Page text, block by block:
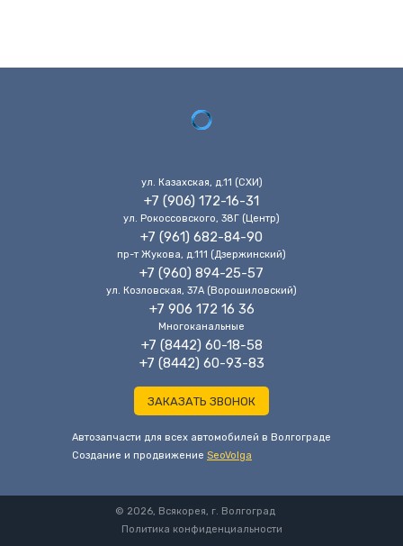
Автозапчасти для всех автомобилей в Волгограде
Cоздание и продвижение SeoVolga
ул. Казахская, д.11 (CХИ)
+7 (906) 172-16-31
ул. Рокоссовского, 38Г (Центр)
+7 (961) 682-84-90
пр-т Жукова, д.111 (Дзержинский)
+7 (960) 894-25-57
ул. Козловская, 37А (Ворошиловский)
+7 906 172 16 36
Многоканальные
+7 (8442) 60-18-58
+7 (8442) 60-93-83
ЗАКАЗАТЬ ЗВОНОК
© 2026, Всякорея, г. Волгоград
Политика конфиденциальности